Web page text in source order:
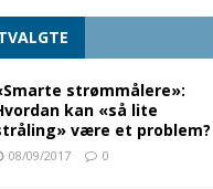
strømmålere»:
kan «så lite
være et problem?
08/09/2017 0